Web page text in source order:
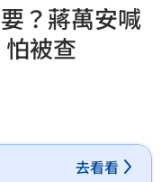
？蔣萬安喊
被查
去看看